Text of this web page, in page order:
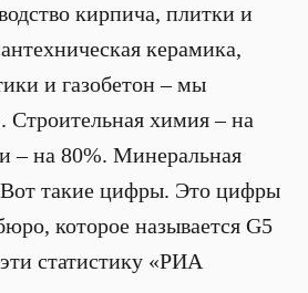
кирпича, плитки и
керамика,
и газобетон – мы
Строительная химия – на
– на 80%. Минеральная
такие цифры. Это цифры
которое называется G5
статистику «РИА